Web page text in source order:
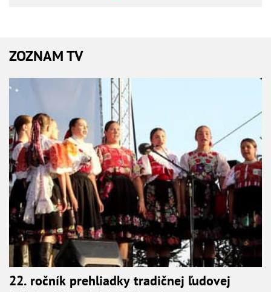
ZOZNAM TV
22. ročník prehliadky tradičnej ľudovej